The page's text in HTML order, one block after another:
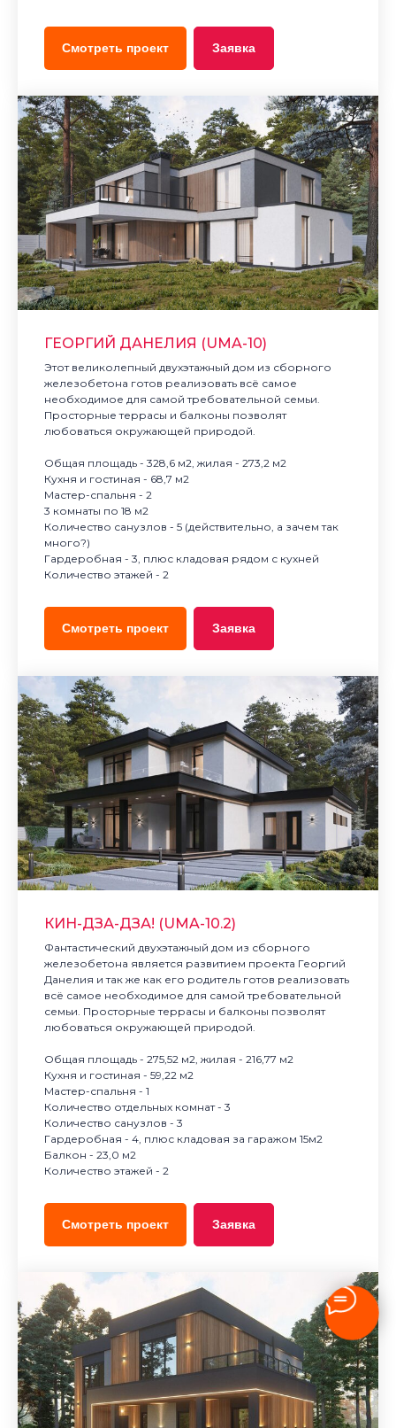
Смотреть проект Заявка
ГЕОРГИЙ ДАНЕЛИЯ (UMA-10)
Этот великолепный двухэтажный дом из сборного
железобетона готов реализовать всё самое
необходимое для самой требовательной семьи.
Просторные террасы и балконы позволят
любоваться окружающей природой.
Общая площадь - 328,6 м2, жилая - 273,2 м2
Кухня и гостиная - 68,7 м2
Мастер-спальня - 2
3 комнаты по 18 м2
Количество санузлов - 5 (действительно, а зачем так
много?)
Гардеробная - 3, плюс кладовая рядом с кухней
Количество этажей - 2
Смотреть проект Заявка
КИН-ДЗА-ДЗА! (UMA-10.2)
Фантастический двухэтажный дом из сборного
железобетона является развитием проекта Георгий
Данелия и так же как его родитель готов реализовать
всё самое необходимое для самой требовательной
семьи. Просторные террасы и балконы позволят
любоваться окружающей природой.
Общая площадь - 275,52 м2, жилая - 216,77 м2
Кухня и гостиная - 59,22 м2
Мастер-спальня - 1
Количество отдельных комнат - 3
Количество санузлов - 3
Гардеробная - 4, плюс кладовая за гаражом 15м2
Балкон - 23,0 м2
Количество этажей - 2
Смотреть проект Заявка